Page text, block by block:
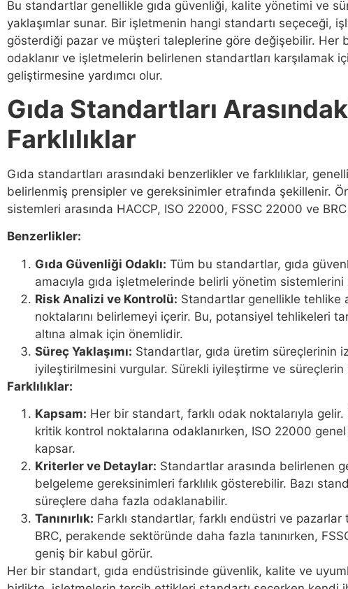
Bu standartlar genellikle gıda güvenliği, kalite yönetimi ve
yaklaşımlar sunar. Bir işletmenin hangi standartı seçeceği,
gösterdiği pazar ve müşteri taleplerine göre değişebilir. Her
odaklanır ve işletmelerin belirlenen standartları karşılamak
geliştirmesine yardımcı olur.
Gıda Standartları
Farklılıklar
Gıda standartları arasındaki benzerlikler ve farklılıklar,
belirlenmiş prensipler ve gereksinimler etrafında şekillenir.
sistemleri arasında HACCP, ISO 22000, FSSC 22000 ve
Benzerlikler:
Gıda Güvenliği Odaklı: Tüm bu standartlar, gıda
amacıyla gıda işletmelerinde belirli yönetim
Risk Analizi ve Kontrolü: Standartlar genellikle tehlike
noktalarını belirlemeyi içerir. Bu, potansiyel tehlikeleri
altına almak için önemlidir.
Süreç Yaklaşımı: Standartlar, gıda üretim süreçlerinin
iyileştirilmesini vurgular. Sürekli iyileştirme ve
Farklılıklar:
Kapsam: Her bir standart, farklı odak noktalarıyla
kritik kontrol noktalarına odaklanırken, ISO 22000
kapsar.
Kriterler ve Detaylar: Standartlar arasında belirlenen
belgeleme gereksinimleri farklılık gösterebilir. Bazı
süreçlere daha fazla odaklanabilir.
Tanınırlık: Farklı standartlar, farklı endüstri ve
BRC, perakende sektöründe daha fazla tanınırken,
geniş bir kabul görür.
Her bir standart, gıda endüstrisinde güvenlik, kalite ve